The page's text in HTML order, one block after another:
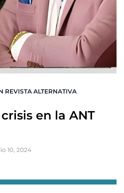
REVISTA ALTERNATIVA
en la ANT
10, 2024